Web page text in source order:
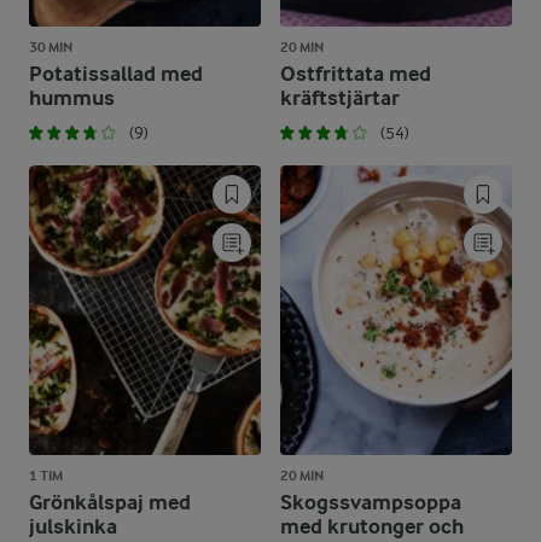
30 MIN
Potatissallad med
hummus
(9)
20 MIN
Ostfrittata med
kräftstjärtar
(54)
1 TIM
Grönkålspaj med
julskinka
20 MIN
Skogssvampsoppa
med krutonger och